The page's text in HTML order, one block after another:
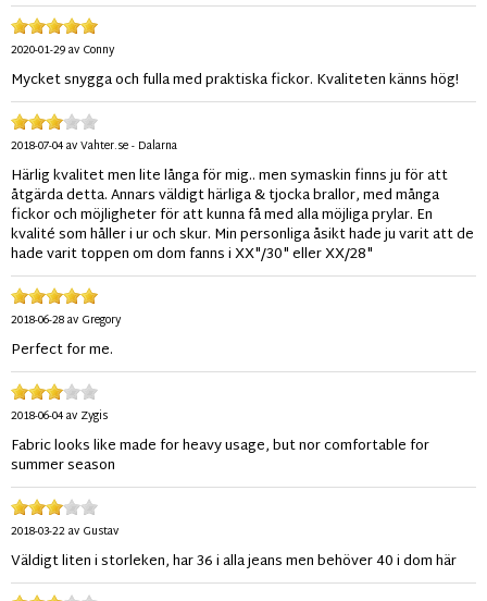
2020-01-29av Conny
Mycket snygga och fulla med praktiska fickor. Kvaliteten känns hög!
2018-07-04avVahter.se - Dalarna
Härlig kvalitet men lite långa för mig.. men symaskin finns ju för att
åtgärda detta. Annars väldigt härliga & tjocka brallor, med många
fickor och möjligheter för att kunna få med alla möjliga prylar. En
kvalité som håller i ur och skur. Min personliga åsikt hade ju varit att de
hade varit toppen om dom fanns i XX"/30" eller XX/28"
2018-06-28av Gregory
Perfect for me.
2018-06-04av Zygis
Fabric looks like made for heavy usage, but nor comfortable for
summer season
2018-03-22av Gustav
Väldigt liten i storleken, har 36 i alla jeans men behöver 40 i dom här